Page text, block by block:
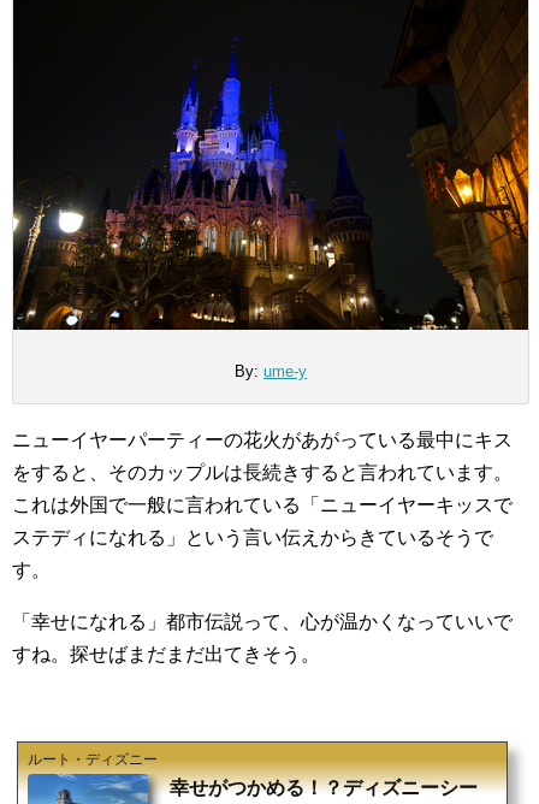
By: ume-y
ニューイヤーパーティーの花火があがっている最中にキス
をすると、そのカップルは長続きすると言われています。
これは外国で一般に言われている「ニューイヤーキッスで
ステディになれる」という言い伝えからきているそうで
す。
「幸せになれる」都市伝説って、心が温かくなっていいで
すね。探せばまだまだ出てきそう。
ルート・ディズニー
幸せがつかめる！？ディズニーシー